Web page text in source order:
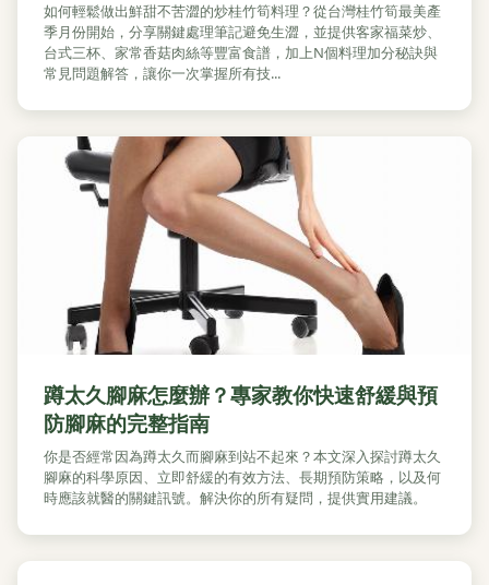
如何輕鬆做出鮮甜不苦澀的炒桂竹筍料理？從台灣桂竹筍最美產
季月份開始，分享關鍵處理筆記避免生澀，並提供客家福菜炒、
台式三杯、家常香菇肉絲等豐富食譜，加上N個料理加分秘訣與
常見問題解答，讓你一次掌握所有技...
蹲太久腳麻怎麼辦？專家教你快速舒緩與預
防腳麻的完整指南
你是否經常因為蹲太久而腳麻到站不起來？本文深入探討蹲太久
腳麻的科學原因、立即舒緩的有效方法、長期預防策略，以及何
時應該就醫的關鍵訊號。解決你的所有疑問，提供實用建議。